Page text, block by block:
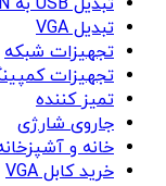
تبدیل USB به LAN
تبدیل VGA
تجهیزات شبکه
تجهیزات
تمیز کننده
جاروی شارژی
خانه و
خرید کابل VGA